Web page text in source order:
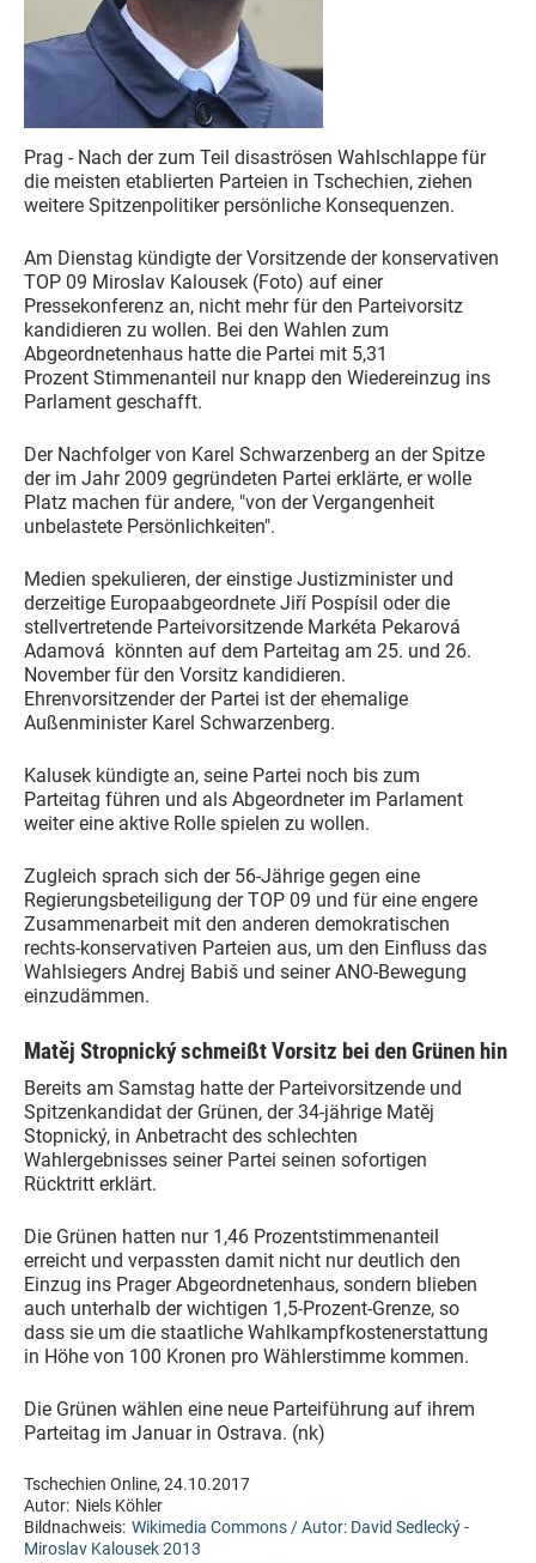
Prag - Nach der zum Teil disaströsen Wahlschlappe für
die meisten etablierten Parteien in Tschechien, ziehen
weitere Spitzenpolitiker persönliche Konsequenzen.
Am Dienstag kündigte der Vorsitzende der konservativen
TOP 09 Miroslav Kalousek (Foto) auf einer
Pressekonferenz an, nicht mehr für den Parteivorsitz
kandidieren zu wollen. Bei den Wahlen zum
Abgeordnetenhaus hatte die Partei mit 5,31
Prozent Stimmenanteil nur knapp den Wiedereinzug ins
Parlament geschafft.
Der Nachfolger von Karel Schwarzenberg an der Spitze
der im Jahr 2009 gegründeten Partei erklärte, er wolle
Platz machen für andere, "von der Vergangenheit
unbelastete Persönlichkeiten".
Medien spekulieren, der einstige Justizminister und
derzeitige Europaabgeordnete Jiří Pospísil oder die
stellvertretende Parteivorsitzende Markéta Pekarová
Adamová könnten auf dem Parteitag am 25. und 26.
November für den Vorsitz kandidieren.
Ehrenvorsitzender der Partei ist der ehemalige
Außenminister Karel Schwarzenberg.
Kalusek kündigte an, seine Partei noch bis zum
Parteitag führen und als Abgeordneter im Parlament
weiter eine aktive Rolle spielen zu wollen.
Zugleich sprach sich der 56-Jährige gegen eine
Regierungsbeteiligung der TOP 09 und für eine engere
Zusammenarbeit mit den anderen demokratischen
rechts-konservativen Parteien aus, um den Einfluss das
Wahlsiegers Andrej Babiš und seiner ANO-Bewegung
einzudämmen.
Matěj Stropnický schmeißt Vorsitz bei den Grünen hin
Bereits am Samstag hatte der Parteivorsitzende und
Spitzenkandidat der Grünen, der 34-jährige Matěj
Stopnický, in Anbetracht des schlechten
Wahlergebnisses seiner Partei seinen sofortigen
Rücktritt erklärt.
Die Grünen hatten nur 1,46 Prozentstimmenanteil
erreicht und verpassten damit nicht nur deutlich den
Einzug ins Prager Abgeordnetenhaus, sondern blieben
auch unterhalb der wichtigen 1,5-Prozent-Grenze, so
dass sie um die staatliche Wahlkampfkostenerstattung
in Höhe von 100 Kronen pro Wählerstimme kommen.
Die Grünen wählen eine neue Parteiführung auf ihrem
Parteitag im Januar in Ostrava. (nk)
Tschechien Online, 24.10.2017
Autor: Niels Köhler
Bildnachweis: Wikimedia Commons / Autor: David Sedlecký -
Miroslav Kalousek 2013